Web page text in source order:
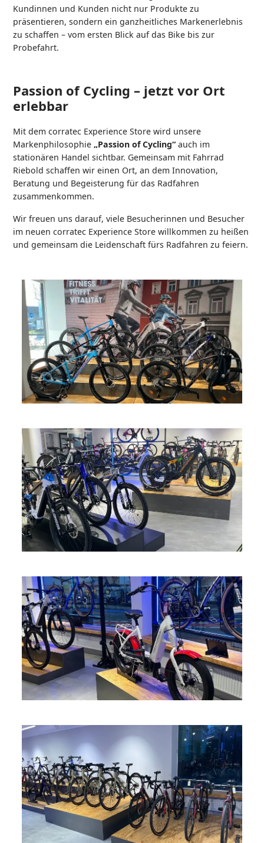
Kundinnen und Kunden nicht nur Produkte zu
präsentieren, sondern ein ganzheitliches Markenerlebnis
zu schaffen – vom ersten Blick auf das Bike bis zur
Probefahrt.
Passion of Cycling – jetzt vor Ort
erlebbar
Mit dem corratec Experience Store wird unsere
Markenphilosophie„Passion of Cycling“ auch im
stationären Handel sichtbar. Gemeinsam mit Fahrrad
Riebold schaffen wir einen Ort, an dem Innovation,
Beratung und Begeisterung für das Radfahren
zusammenkommen.
Wir freuen uns darauf, viele Besucherinnen und Besucher
im neuen corratec Experience Store willkommen zu heißen
und gemeinsam die Leidenschaft fürs Radfahren zu feiern.